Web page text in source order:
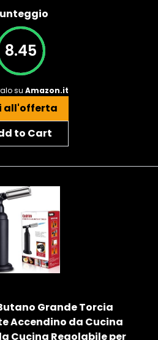
8.45
su Amazon.it
all'offerta
to Cart
Grande Torcia
Accendino da Cucina
Cucina Regolabile per